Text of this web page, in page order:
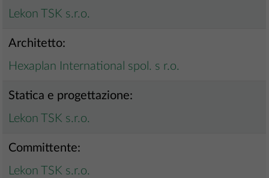
Lekon TSK s.r.o.
Architetto:
Hexaplan International spol. s r.o.
Statica e progettazione:
Lekon TSK s.r.o.
Committente:
Lekon TSK s.r.o.